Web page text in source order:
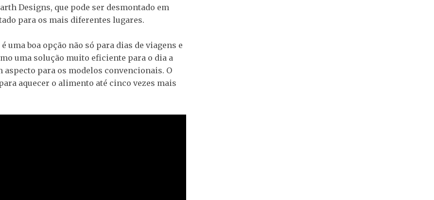
Designs, que pode ser desmontado em
para os mais diferentes lugares.
uma boa opção não só para dias de viagens e
uma solução muito eficiente para o dia a
aspecto para os modelos convencionais. O
aquecer o alimento até cinco vezes mais